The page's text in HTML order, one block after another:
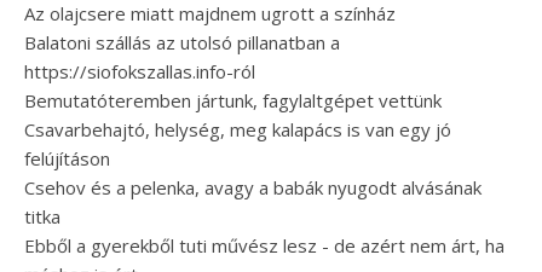
Az olajcsere miatt majdnem ugrott a színház
Balatoni szállás az utolsó pillanatban a
https://siofokszallas.info-ról
Bemutatóteremben jártunk, fagylaltgépet vettünk
Csavarbehajtó, helység, meg kalapács is van egy jó
felújításon
Csehov és a pelenka, avagy a babák nyugodt alvásának
titka
Ebből a gyerekből tuti művész lesz - de azért nem árt, ha